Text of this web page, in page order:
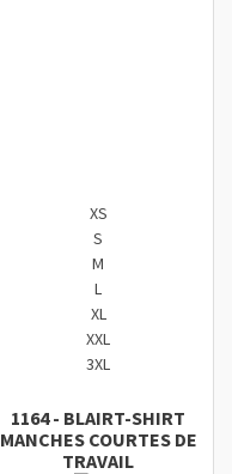
XS
S
M
L
XL
XXL
3XL
1164- BLAIRT-SHIRT
MANCHES COURTES DE
TRAVAIL